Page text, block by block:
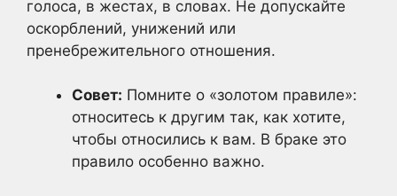
голоса, в жестах, в словах. Не допускайте
оскорблений, унижений или
пренебрежительного отношения.
Совет: Помните о «золотом правиле»:
относитесь к другим так, как хотите,
чтобы относились к вам. В браке это
правило особенно важно.